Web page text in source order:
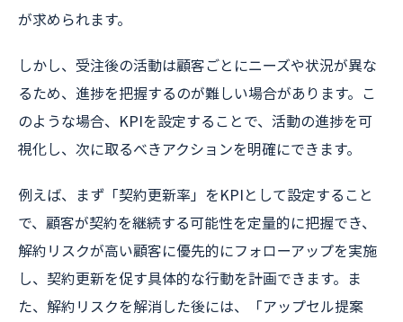
が求められます。
しかし、受注後の活動は顧客ごとにニーズや状況が異な
るため、進捗を把握するのが難しい場合があります。こ
のような場合、KPIを設定することで、活動の進捗を可
視化し、次に取るべきアクションを明確にできます。
例えば、まず「契約更新率」をKPIとして設定すること
で、顧客が契約を継続する可能性を定量的に把握でき、
解約リスクが高い顧客に優先的にフォローアップを実施
し、契約更新を促す具体的な行動を計画できます。ま
た、解約リスクを解消した後には、「アップセル提案